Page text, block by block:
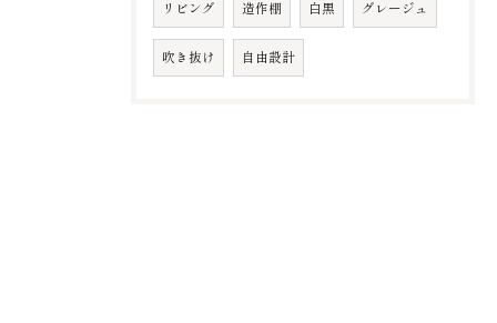
リビング 造作棚 白黒 グレージュ
吹き抜け 自由設計